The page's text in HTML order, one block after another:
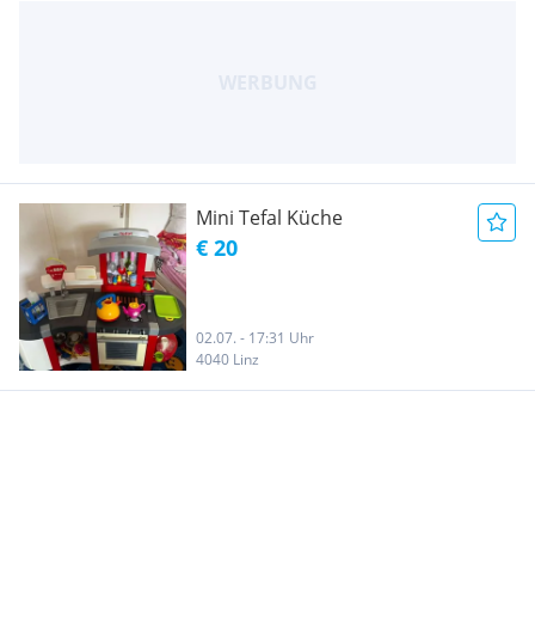
Mini Tefal Küche
€ 20
02.07. - 17:31 Uhr
4040 Linz